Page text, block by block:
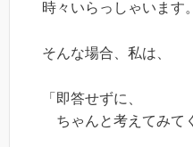
時々いらっしゃいます。
そんな場合、私は、
「即答せずに、
ちゃんと考えてみてく